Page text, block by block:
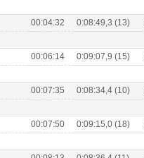
00:04:32 0:08:49,3 (13)
00:06:14 0:09:07,9 (15)
00:07:35 0:08:34,4 (10)
00:07:50 0:09:15,0 (18)